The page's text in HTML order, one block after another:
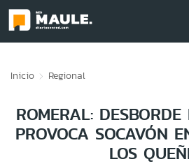
Inicio Regional
ROMERAL:
PROVOCA SOCAVÓN
LOS